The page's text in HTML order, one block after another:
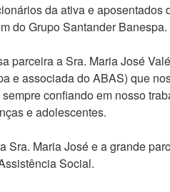
da ativa e aposentados
do Grupo Santander Banespa.
parceira a Sra. Maria José
e associada do ABAS) que
confiando em nosso
e adolescentes.
Sra. Maria José e a grande
Social.